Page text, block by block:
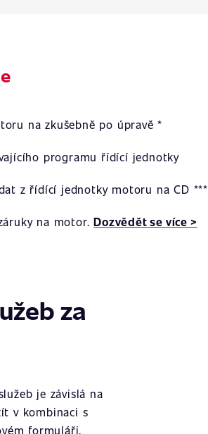
na zkušebně po úpravě *
programu řídící jednotky
z řídící jednotky motoru na CD ***
na motor.Dozvědět se více >
za
je závislá na
v kombinaci s
formuláři.